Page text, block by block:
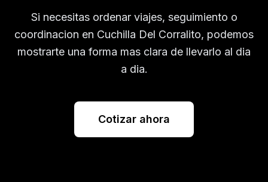
Si necesitas ordenar viajes, seguimiento o
coordinacion en Cuchilla Del Corralito, podemos
mostrarte una forma mas clara de llevarlo al dia
a dia.
Cotizar ahora